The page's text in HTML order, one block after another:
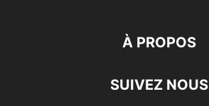
À PROPOS
SUIVEZ NOUS